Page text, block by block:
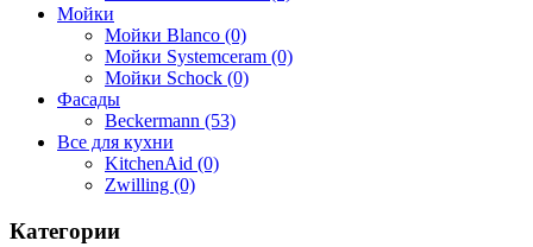
Мойки
Мойки Blanco (0)
Мойки Systemceram (0)
Мойки Schock (0)
Фасады
Beckermann (53)
Все для кухни
KitchenAid (0)
Zwilling (0)
Категории